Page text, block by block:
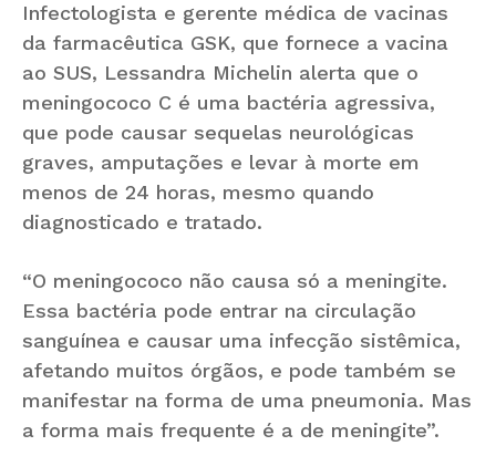
Infectologista e gerente médica de vacinas
da farmacêutica GSK, que fornece a vacina
ao SUS, Lessandra Michelin alerta que o
meningococo C é uma bactéria agressiva,
que pode causar sequelas neurológicas
graves, amputações e levar à morte em
menos de 24 horas, mesmo quando
diagnosticado e tratado.
“O meningococo não causa só a meningite.
Essa bactéria pode entrar na circulação
sanguínea e causar uma infecção sistêmica,
afetando muitos órgãos, e pode também se
manifestar na forma de uma pneumonia. Mas
a forma mais frequente é a de meningite”.